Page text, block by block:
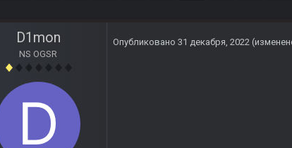
D1mon
NS OGSR
Опубликовано 31 декабря, 2022